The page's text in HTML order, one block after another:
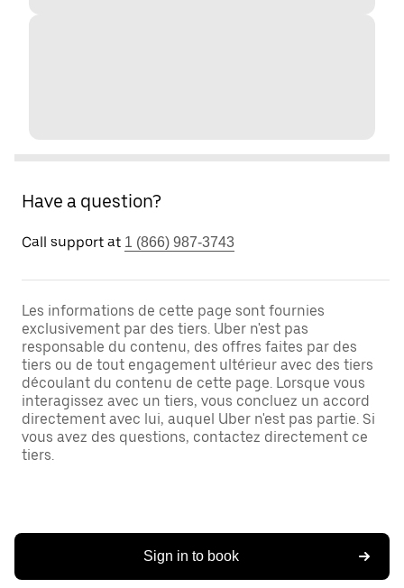
Have a question?
Call support at 1 (866) 987-3743
Les informations de cette page sont fournies
exclusivement par des tiers. Uber n'est pas
responsable du contenu, des offres faites par des
tiers ou de tout engagement ultérieur avec des tiers
découlant du contenu de cette page. Lorsque vous
interagissez avec un tiers, vous concluez un accord
directement avec lui, auquel Uber n'est pas partie. Si
vous avez des questions, contactez directement ce
tiers.
Sign in to book